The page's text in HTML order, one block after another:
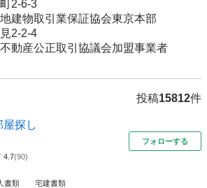
2-6-3
建物取引業保証協会東京本部
2-2-4
動産公正取引協議会加盟事業者
投稿15812件
屋探し
4.7(90)
フォローする
書類 宅建書類